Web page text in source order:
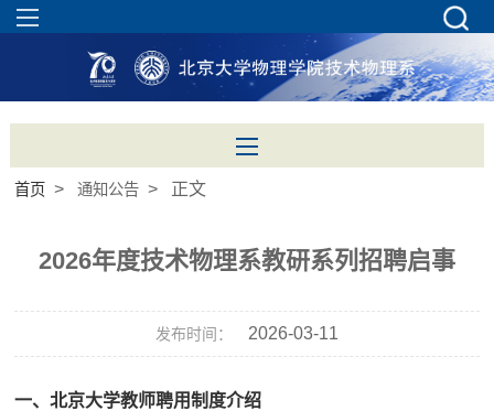
首页 >通知公告 > 正文
2026年度技术物理系教研系列招聘启事
发布时间： 2026-03-11
一、北京大学教师聘用制度介绍